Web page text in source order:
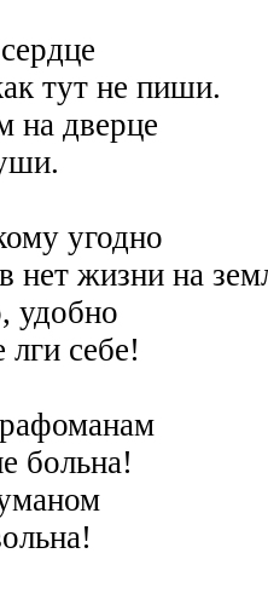
тут не пиши.
на дверце
угодно
нет жизни на
удобно
себе!
больна!